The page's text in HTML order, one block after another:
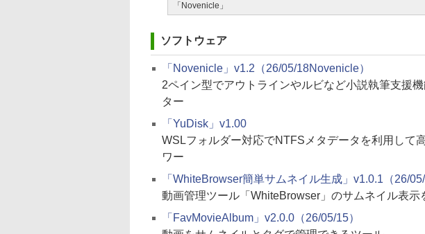
「Novenicle」
ソフトウェア
「Novenicle」v1.2（26/05/18Novenicle）
2ペイン型でアウトラインやルビなど小説執筆支援
ター
「YuDisk」v1.00
WSLフォルダー対応でNTFSメタデータを利用して
ワー
「WhiteBrowser簡単サムネイル生成」v1.0.1（26/05/
動画管理ツール「WhiteBrowser」のサムネイル表示
「FavMovieAlbum」v2.0.0（26/05/15）